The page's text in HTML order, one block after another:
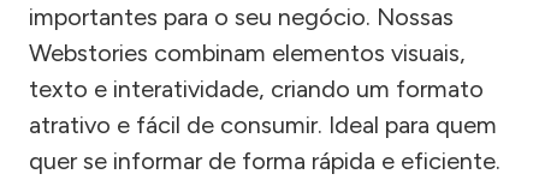
importantes para o seu negócio. Nossas
Webstories combinam elementos visuais,
texto e interatividade, criando um formato
atrativo e fácil de consumir. Ideal para quem
quer se informar de forma rápida e eficiente.